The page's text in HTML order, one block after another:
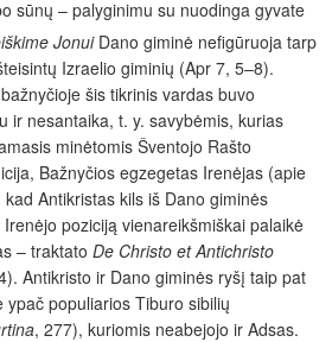
sūnų – palyginimu su nuodinga gyvate
JonuiDano giminė nefigūruoja tarp
Izraelio giminių (Apr 7, 5–8).
šis tikrinis vardas buvo
ir nesantaika, t. y. savybėmis, kurias
minėtomis Šventojo Rašto
Bažnyčios egzegetas Irenėjas (apie
Antikristas kils iš Dano giminės
Irenėjo poziciją vienareikšmiškai palaikė
– traktato De Christo et Antichristo
Antikristo ir Dano giminės ryšį taip pat
populiarios Tiburo sibilių
, 277), kuriomis neabejojo ir Adsas.